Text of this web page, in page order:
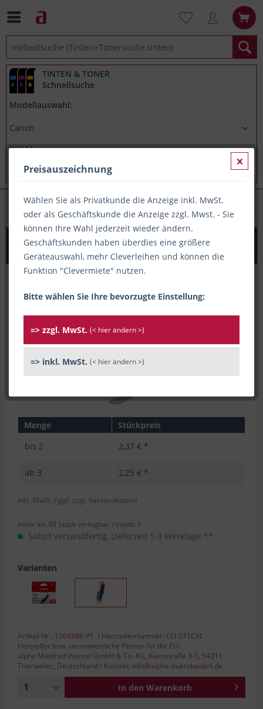
TINTEN & TONER
Schnellsuche
Modellauswahl:
Canon PIXMA MG6850
Printation Tinte ersetzt Canon CLI-571CXL, ca. 375 S.,
cyan
Menge
Stückpreis
bis 2 2,37 € *
ab 3 2,25 € *
inkl. MwSt. / ggf. zzgl. Versandkosten
mehr als 50 Stück verfügbar / Inhalt: 1
Sofort versandfertig, Lieferzeit 1-3 Werktage **
Varianten
Artikel-Nr.: 1564996-P1 / Herstellernummer: CLI-571CXL
Hersteller bzw. verantwortliche Person für die EU:
alpha Manfred Wenzel GmbH & Co. KG, Kiemstraße 3-5, 54311
Trierweiler, Deutschland / Kontakt: info@alpha-buerobedarf.de
In den Warenkorb
Preisauszeichnung
Wählen Sie als Privatkunde die Anzeige inkl. MwSt.
oder als Geschäftskunde die Anzeige zzgl. Mwst. - Sie
können Ihre Wahl jederzeit wieder ändern.
Geschäftskunden haben überdies eine größere
Geräteauswahl, mehr Cleverleihen und können die
Funktion "Clevermiete" nutzen.
Bitte wählen Sie Ihre bevorzugte Einstellung:
=> zzgl. MwSt. (< hier ändern >)
=> inkl. MwSt. (< hier ändern >)